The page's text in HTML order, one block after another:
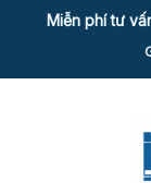
Miễn phí tư